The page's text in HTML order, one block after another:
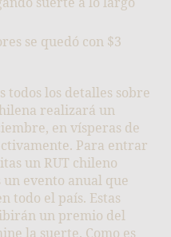
suerte a lo largo
se quedó con $3
todos los detalles sobre
realizará un
en vísperas de
Para entrar
un RUT chileno
evento anual que
todo el país. Estas
un premio del